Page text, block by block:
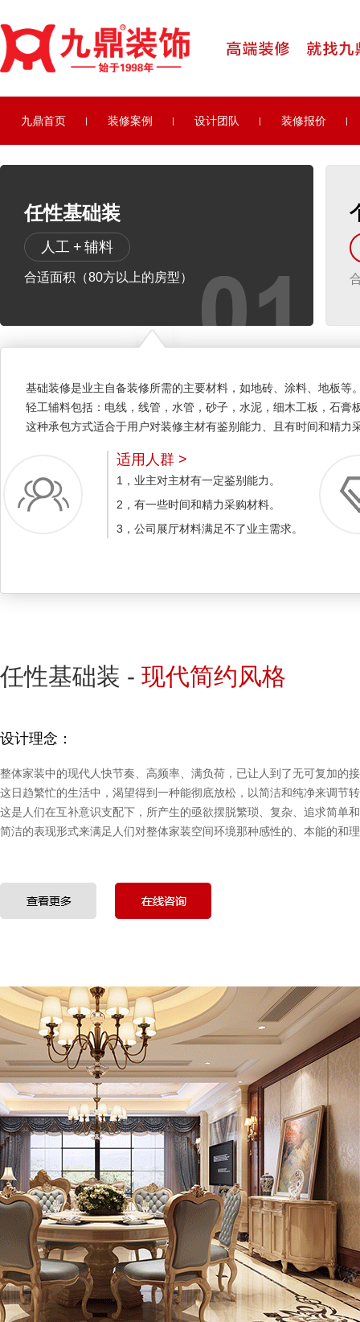
九鼎首页 装修案例 设计团队 装修报价
任性基础装
人工 + 辅料
合适面积（80方以上的房型）
基础装修是业主自备装修所需的主要材料，如地砖、涂料、地板
轻工辅料包括：电线，线管，水管，砂子，水泥，细木工板，石
这种承包方式适合于用户对装修主材有鉴别能力、且有时间和精
适用人群 >
1，业主对主材有一定鉴别能力。
2，有一些时间和精力采购材料。
3，公司展厅材料满足不了业主需求。
任性基础装 - 现代简约风格
设计理念：
整体家装中的现代人快节奏、高频率、满负荷，已让人到了无可复加的
这日趋繁忙的生活中，渴望得到一种能彻底放松，以简洁和纯净来调节
这是人们在互补意识支配下，所产生的亟欲摆脱繁琐、复杂、追求简单
简洁的表现形式来满足人们对整体家装空间环境那种感性的、本能的和